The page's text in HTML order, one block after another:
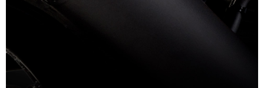
SCOPRI DI PIÙ